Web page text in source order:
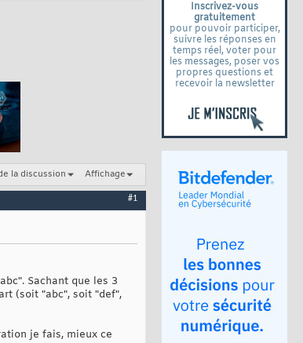
Inscrivez-vous
gratuitement
pour pouvoir participer,
suivre les réponses en
temps réel, voter pour
les messages, poser vos
propres questions et
recevoir la newsletter
la discussion Affichage
#1
Sachant que les 3
(soit "abc", soit "def",
je fais, mieux ce